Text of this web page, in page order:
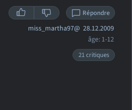
Répondre
miss_martha97@ 28.12.2009
âge: 1-12
21 critiques